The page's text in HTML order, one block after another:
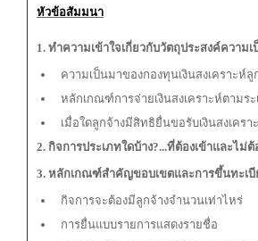
หัวข้อสัมมนา
1. ทำความเข้าใจเกี่ยวกับวัตถุประสงค์ความ
ความเป็นมาของกองทุนเงินสงเคราะห์ลู
หลักเกณฑ์การจ่ายเงินสงเคราะห์ตามร
เมื่อใดลูกจ้างมีสิทธิยื่นขอรับเงินสงเครา
2. กิจการประเภทใดบ้าง?...ที่ต้องเข้าและไม่
3. หลักเกณฑ์สำคัญขอบเขตและการขึ้นทะเบี
กิจการจะต้องมีลูกจ้างจำนวนเท่าไหร่
การยื่นแบบรายการแสดงรายชื่อ